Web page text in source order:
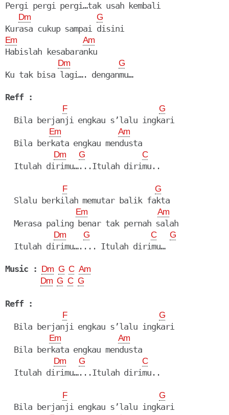
Pergi pergi pergi…tak usah kembali
Dm G
Kurasa cukup sampai disini
Em Am
Habislah kesabaranku
Dm G
Ku tak bisa lagi…. denganmu…
Reff :
F G
  Bila berjanji engkau s’lalu ingkari
Em Am
Bila berkata engkau mendusta
Dm G C
Itulah dirimu…...Itulah dirimu..
F G
  Slalu berkilah memutar balik fakta
Em Am
  Merasa paling benar tak pernah salah
Dm G C G
Itulah dirimu….... Itulah dirimu…
Music : Dm G C Am
Dm G C G
Reff :
F G
Bila berjanji engkau s’lalu ingkari
Em Am
Bila berkata engkau mendusta
Dm G C
Itulah dirimu…...Itulah dirimu..
F G
Bila berjanji engkau s’lalu ingkari